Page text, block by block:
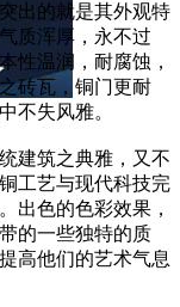
出的就是其外观特
质浑厚，永不过
性温润，耐腐蚀，
砖瓦，铜门更耐
不失风雅。
建筑之典雅，又不
工艺与现代科技完
出色的色彩效果，
的一些独特的质
高他们的艺术气息